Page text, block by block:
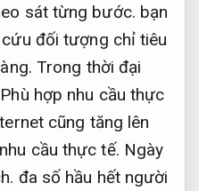
sát từng bước. bạn
đối tượng chỉ tiêu
Trong thời đại
Phù hợp nhu cầu thực
cũng tăng lên
cầu thực tế. Ngày
đa số hầu hết người